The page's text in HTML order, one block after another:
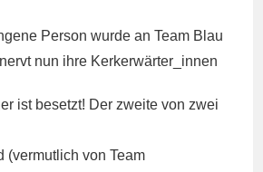
Person wurde an Team Blau
nun ihre Kerkerwärter_innen
ist besetzt! Der zweite von zwei
(vermutlich von Team